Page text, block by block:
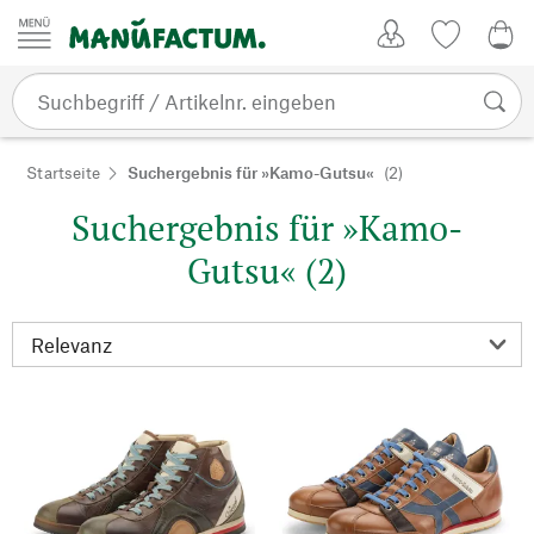
Zum Inhalt springen
Startseite Suchergebnis für »Kamo-Gutsu« (2)
Suchergebnis für »Kamo-
Gutsu« (2)